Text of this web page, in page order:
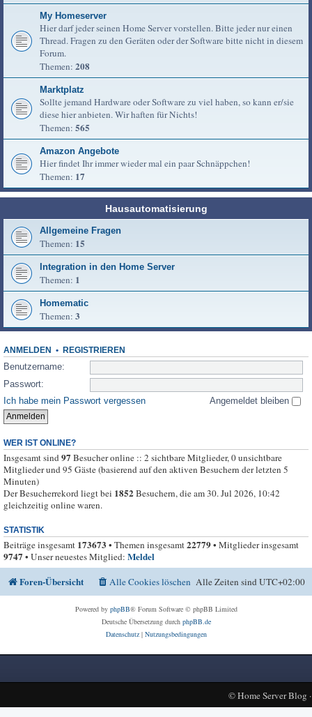
My Homeserver
Hier darf jeder seinen Home Server vorstellen. Bitte jeder nur einen
Thread. Fragen zu den Geräten oder der Software bitte nicht in diesem
Forum.
Themen: 208
Marktplatz
Sollte jemand Hardware oder Software zu viel haben, so kann er/sie
diese hier anbieten. Wir haften für Nichts!
Themen: 565
Amazon Angebote
Hier findet Ihr immer wieder mal ein paar Schnäppchen!
Themen: 17
Hausautomatisierung
Allgemeine Fragen
Themen: 15
Integration in den Home Server
Themen: 1
Homematic
Themen: 3
ANMELDEN • REGISTRIEREN
Benutzername:
Passwort:
Ich habe mein Passwort vergessen
Angemeldet bleiben
WER IST ONLINE?
Insgesamt sind97Besucher online :: 2 sichtbare Mitglieder, 0 unsichtbare
Mitglieder und 95 Gäste (basierend auf den aktiven Besuchern der letzten 5
Minuten)
Der Besucherrekord liegt bei 1852Besuchern, die am 30. Jul 2026, 10:42
gleichzeitig online waren.
STATISTIK
Beiträge insgesamt 173673 • Themen insgesamt22779• Mitglieder insgesamt
9747• Unser neuestes Mitglied: Meldel
Foren-Übersicht
Alle Zeiten sindUTC+02:00
Alle Cookies löschen
Powered by phpBB® Forum Software © phpBB Limited
Deutsche Übersetzung durch phpBB.de
Datenschutz| Nutzungsbedingungen
©Home Server Blog